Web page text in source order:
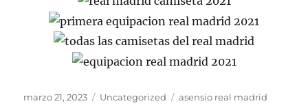
Publicado
marzo 21, 2023 Categorías
Uncategorized Etiquetas
asensio real madrid